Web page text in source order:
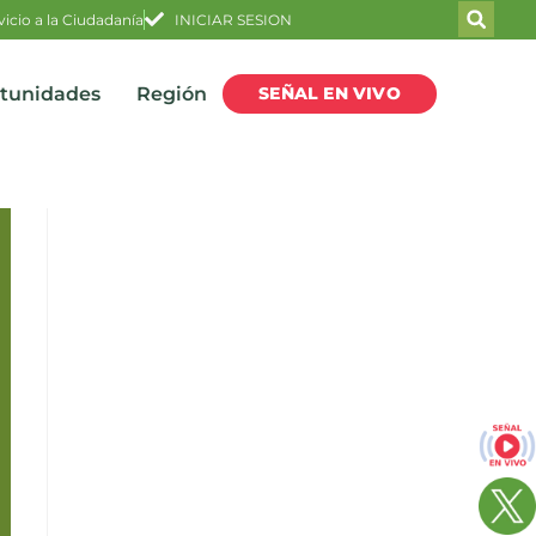
a la Ciudadanía INICIAR SESION
Región SEÑAL EN VIVO